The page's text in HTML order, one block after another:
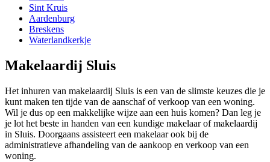
Sint Kruis
Aardenburg
Breskens
Waterlandkerkje
Makelaardij Sluis
Het inhuren van makelaardij Sluis is een van de slimste keuzes die je
kunt maken ten tijde van de aanschaf of verkoop van een woning.
Wil je dus op een makkelijke wijze aan een huis komen? Dan leg je
je lot het beste in handen van een kundige makelaar of makelaardij
in Sluis. Doorgaans assisteert een makelaar ook bij de
administratieve afhandeling van de aankoop en verkoop van een
woning.